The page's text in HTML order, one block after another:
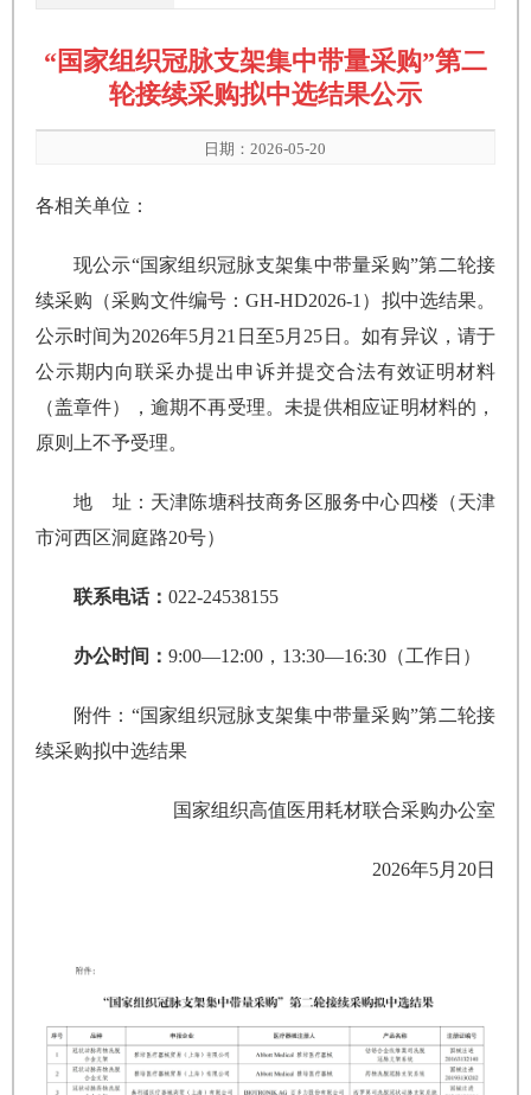
“国家组织冠脉支架集中带量采购”第二
轮接续采购拟中选结果公示
日期：2026-05-20
各相关单位：
现公示“国家组织冠脉支架集中带量采购”第二轮接
续采购（采购文件编号：GH-HD2026-1）拟中选结果。
公示时间为2026年5月21日至5月25日。如有异议，请于
公示期内向联采办提出申诉并提交合法有效证明材料
（盖章件），逾期不再受理。未提供相应证明材料的，
原则上不予受理。
地 址：天津陈塘科技商务区服务中心四楼（天津
市河西区洞庭路20号）
联系电话： 022-24538155
办公时间： 9:00—12:00，13:30—16:30（工作日）
附件：“国家组织冠脉支架集中带量采购”第二轮接
续采购拟中选结果
国家组织高值医用耗材联合采购办公室
2026年5月20日